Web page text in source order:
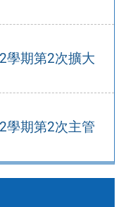
學期第2次擴大
學期第2次主管